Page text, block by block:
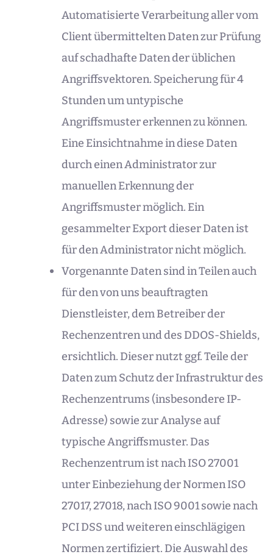
Automatisierte Verarbeitung aller vom
Client übermittelten Daten zur Prüfung
auf schadhafte Daten der üblichen
Angriffsvektoren. Speicherung für 4
Stunden um untypische
Angriffsmuster erkennen zu können.
Eine Einsichtnahme in diese Daten
durch einen Administrator zur
manuellen Erkennung der
Angriffsmuster möglich. Ein
gesammelter Export dieser Daten ist
für den Administrator nicht möglich.
Vorgenannte Daten sind in Teilen auch
für den von uns beauftragten
Dienstleister, dem Betreiber der
Rechenzentren und des DDOS-Shields,
ersichtlich. Dieser nutzt ggf. Teile der
Daten zum Schutz der Infrastruktur des
Rechenzentrums (insbesondere IP-
Adresse) sowie zur Analyse auf
typische Angriffsmuster. Das
Rechenzentrum ist nach ISO 27001
unter Einbeziehung der Normen ISO
27017, 27018, nach ISO 9001 sowie nach
PCI DSS und weiteren einschlägigen
Normen zertifiziert. Die Auswahl des